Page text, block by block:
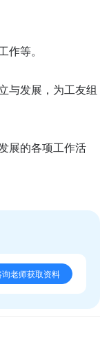
作等。
与发展，为工友组
展的各项工作活
询老师获取资料